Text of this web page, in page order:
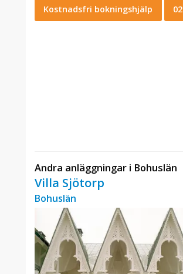
Kostnadsfri bokningshjälp
Andra anläggningar i Bohuslän
Villa Sjötorp
Bohuslän